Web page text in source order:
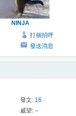
NINJA
打個招呼
發送消息
發文: 16
威望: --